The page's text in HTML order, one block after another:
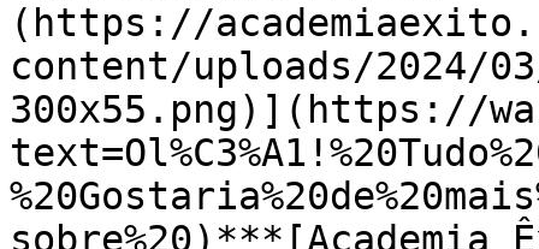
(https://
content/uploads/2024/
300x55.png)](https://
sobre%20)***[Academia